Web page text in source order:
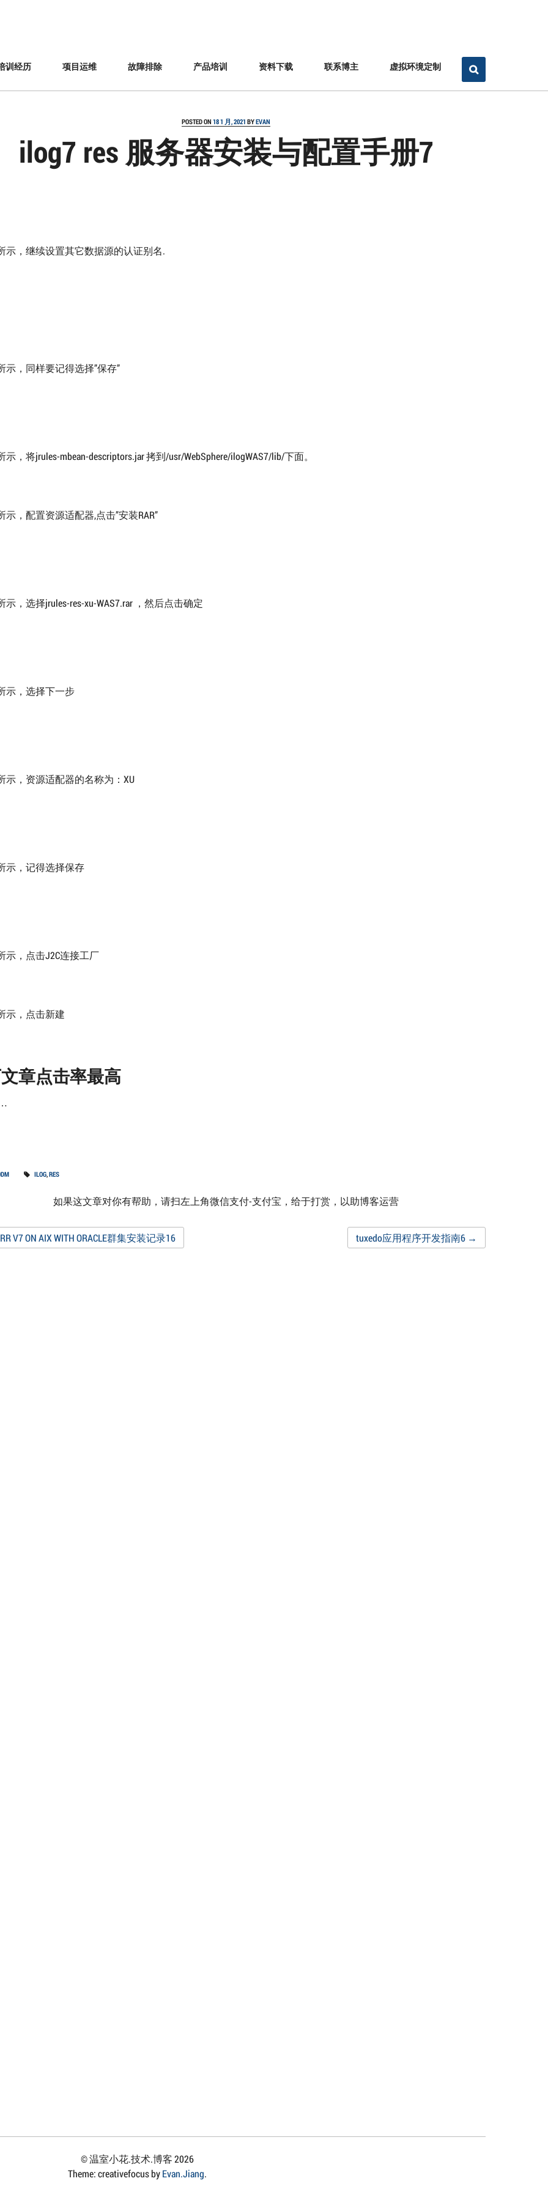
训经历 项目运维 故障排除 产品培训 资料下载 联系博主 虚拟环境定制
POSTED ON18 1 月, 2021 BYEVAN
ilog7 res 服务器安装与配置手册7
示，继续设置其它数据源的认证别名.
示，同样要记得选择”保存”
，将jrules-mbean-descriptors.jar 拷到/usr/WebSphere/ilogWAS7/lib/下面。
示，配置资源适配器,点击”安装RAR”
示，选择jrules-res-xu-WAS7.rar ，然后点击确定
示，选择下一步
示，资源适配器的名称为：XU
示，记得选择保存
示，点击J2C连接工厂
示，点击新建
章点击率最高
ILOG,RES
如果这文章对你有帮助，请扫左上角微信支付-支付宝，给于打赏，以助博客运营
V7 ON AIX WITH ORACLE群集安装记录16 tuxedo应用程序开发指南6 →
© 温室小花.技术.博客 2026
Theme: creativefocus byEvan.Jiang.